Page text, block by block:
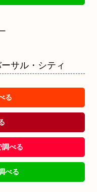
サル・シティ
る
べる
べる